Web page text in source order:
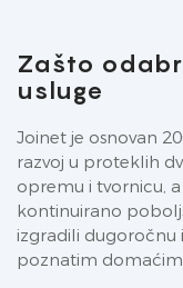
Zašto
usluge
Joinet je osnovan
razvoj u proteklih
opremu i tvornicu,
kontinuirano
izgradili dugoročnu
poznatim